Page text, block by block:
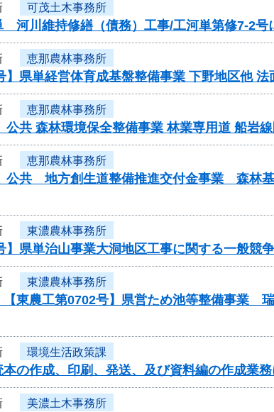
可茂土木事務所
河川維持修繕（債務）工事/工河単第修7-2号
恵那農林事務所
】県単経営体育成基盤整備事業 下野地区他
恵那農林事務所
公共 森林環境保全整備事業 林業専用道 船岩
恵那農林事務所
公共 地方創生道整備推進交付金事業 森林
東濃農林事務所
】県単治山事業大洞地区工事に関する一般競
東濃農林事務所
【東農工第0702号】県営ため池等整備事業
環境生活政策課
本の作成、印刷、発送、及び資料編の作成業
美濃土木事務所